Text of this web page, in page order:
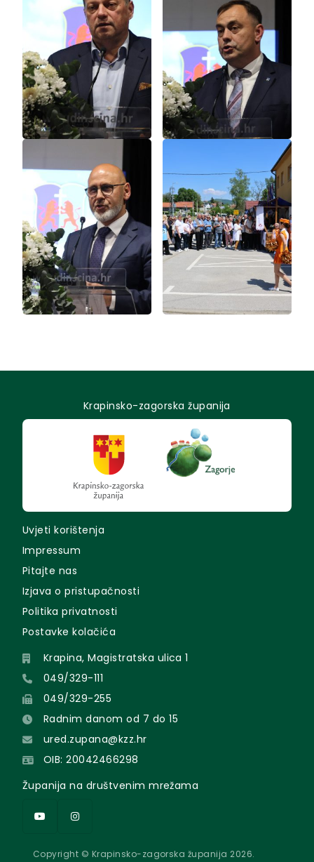
Krapinsko-zagorska županija
Uvjeti korištenja
Impressum
Pitajte nas
Izjava o pristupačnosti
Politika privatnosti
Postavke kolačića
Krapina, Magistratska ulica 1
049/329-111
049/329-255
Radnim danom od 7 do 15
ured.zupana@kzz.hr
OIB: 20042466298
Županija na društvenim mrežama
Copyright © Krapinsko-zagorska županija 2026.